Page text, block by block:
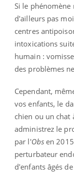
Si le
d'ailleurs pas
centres
intoxications
humain :
des problèmes
Cependant,
vos enfants, le
chien ou un chat
administrez le
par l'Obsen 2015
perturbateur
d'enfants âgés